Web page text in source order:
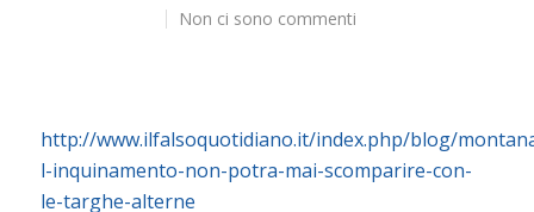
Non ci sono commenti
http://www.ilfalsoquotidiano.it/index.php/blog/
l-inquinamento-non-potra-mai-scomparire-con-
le-targhe-alterne